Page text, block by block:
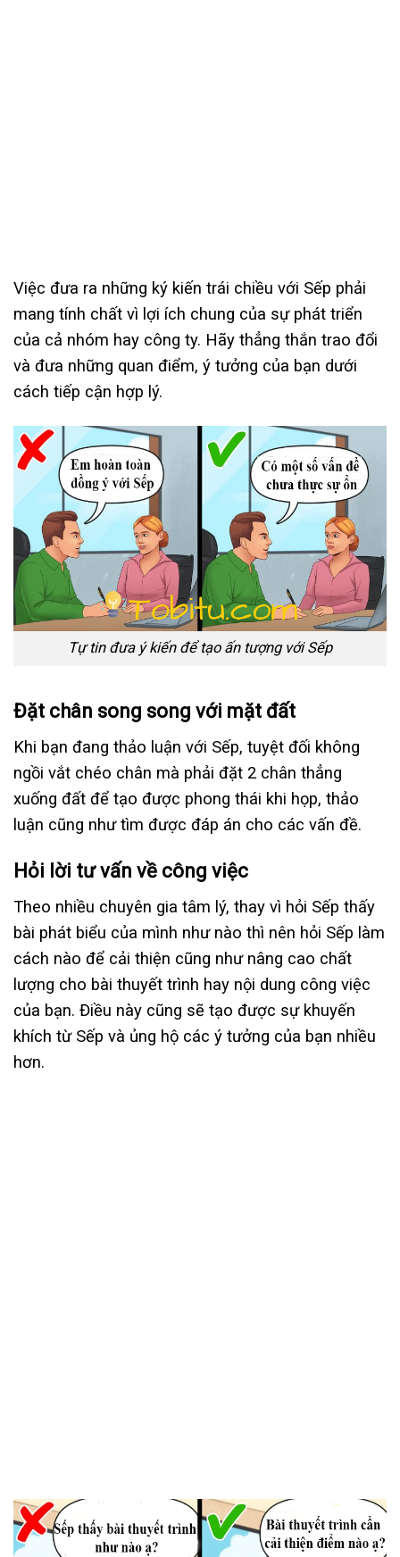
Việc đưa ra những ký kiến trái chiều với Sếp phải
mang tính chất vì lợi ích chung của sự phát triển
của cả nhóm hay công ty. Hãy thẳng thắn trao đổi
và đưa những quan điểm, ý tưởng của bạn dưới
cách tiếp cận hợp lý.
Tự tin đưa ý kiến để tạo ấn tượng với Sếp
Đặt chân song song với mặt đất
Khi bạn đang thảo luận với Sếp, tuyệt đối không
ngồi vắt chéo chân mà phải đặt 2 chân thẳng
xuống đất để tạo được phong thái khi họp, thảo
luận cũng như tìm được đáp án cho các vấn đề.
Hỏi lời tư vấn về công việc
Theo nhiều chuyên gia tâm lý, thay vì hỏi Sếp thấy
bài phát biểu của mình như nào thì nên hỏi Sếp làm
cách nào để cải thiện cũng như nâng cao chất
lượng cho bài thuyết trình hay nội dung công việc
của bạn. Điều này cũng sẽ tạo được sự khuyến
khích từ Sếp và ủng hộ các ý tưởng của bạn nhiều
hơn.